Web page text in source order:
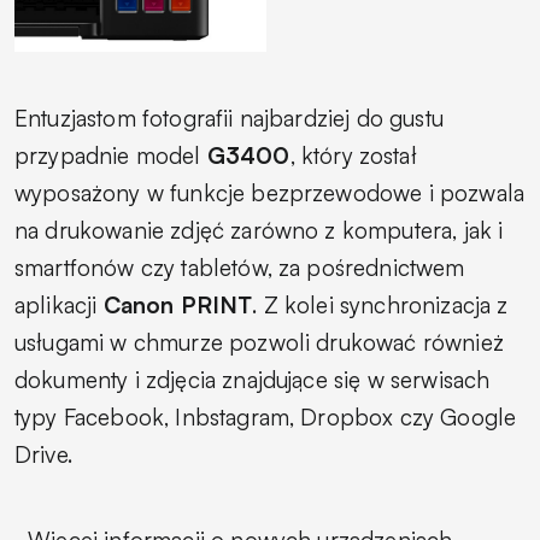
Entuzjastom fotografii najbardziej do gustu
przypadnie model G3400, który został
wyposażony w funkcje bezprzewodowe i pozwala
na drukowanie zdjęć zarówno z komputera, jak i
smartfonów czy tabletów, za pośrednictwem
aplikacji Canon PRINT. Z kolei synchronizacja z
usługami w chmurze pozwoli drukować również
dokumenty i zdjęcia znajdujące się w serwisach
typy Facebook, Inbstagram, Dropbox czy Google
Drive.